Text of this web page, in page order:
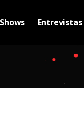
Shows Entrevistas